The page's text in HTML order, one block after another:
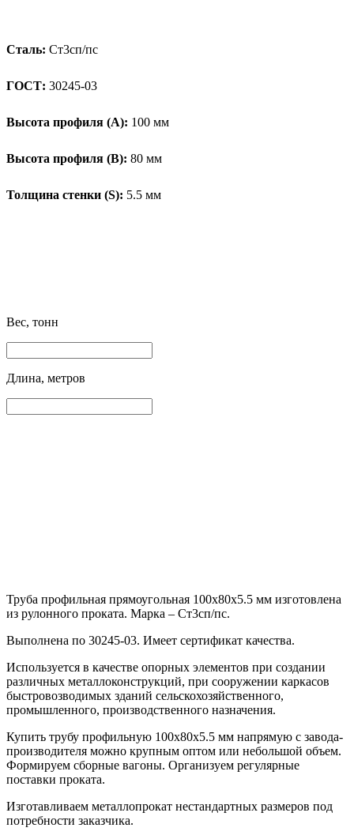
Сталь: Ст3сп/пс
ГОСТ: 30245-03
Высота профиля (А): 100 мм
Высота профиля (B): 80 мм
Толщина стенки (S): 5.5 мм
Вес, тонн
Длина, метров
Труба профильная прямоугольная 100х80х5.5 мм изготовлена
из рулонного проката. Марка – Ст3сп/пс.
Выполнена по 30245-03. Имеет сертификат качества.
Используется в качестве опорных элементов при создании
различных металлоконструкций, при сооружении каркасов
быстровозводимых зданий сельскохозяйственного,
промышленного, производственного назначения.
Купить трубу профильную 100х80х5.5 мм напрямую с завода-
производителя можно крупным оптом или небольшой объем.
Формируем сборные вагоны. Организуем регулярные
поставки проката.
Изготавливаем металлопрокат нестандартных размеров под
потребности заказчика.